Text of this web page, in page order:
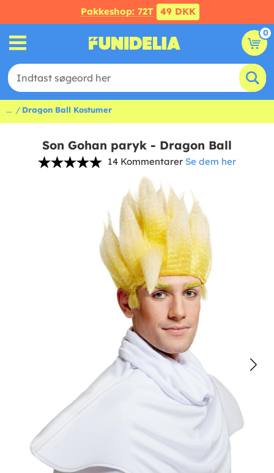
Pakkeshop: 72T 49 DKK
0
... Dragon Ball Kostumer
Son Gohan paryk - Dragon Ball
14 Kommentarer Se dem her